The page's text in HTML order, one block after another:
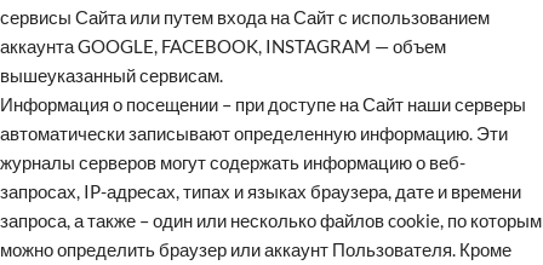
сервисы Сайта или путем входа на Сайт с использованием
аккаунта GOOGLE, FACEBOOK, INSTAGRAM — объем
вышеуказанный сервисам.
Информация о посещении – при доступе на Сайт наши серверы
автоматически записывают определенную информацию. Эти
журналы серверов могут содержать информацию о веб-
запросах, IP-адресах, типах и языках браузера, дате и времени
запроса, а также – один или несколько файлов cookie, по которым
можно определить браузер или аккаунт Пользователя. Кроме